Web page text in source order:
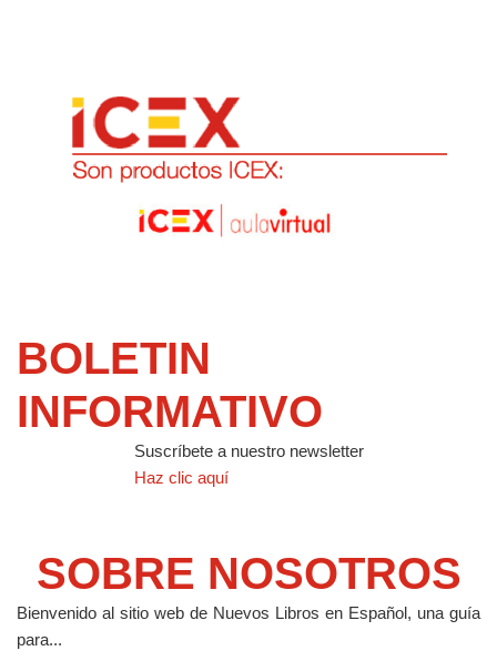
BOLETIN
INFORMATIVO
Suscríbete a nuestro newsletter
Haz clic aquí
SOBRE NOSOTROS
Bienvenido al sitio web de Nuevos Libros en Español, una guía
para...